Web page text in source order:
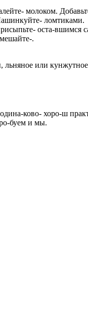
молоком.
ломтиками.
оста-вшимся
.
или
ково- хоро-ш
буем и мы.